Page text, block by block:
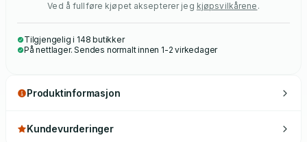
Ved å fullføre kjøpet aksepterer jeg kjøpsvilkårene .
Tilgjengelig i 148 butikker
På nettlager. Sendes normalt innen 1-2 virkedager
Produktinformasjon
Kundevurderinger